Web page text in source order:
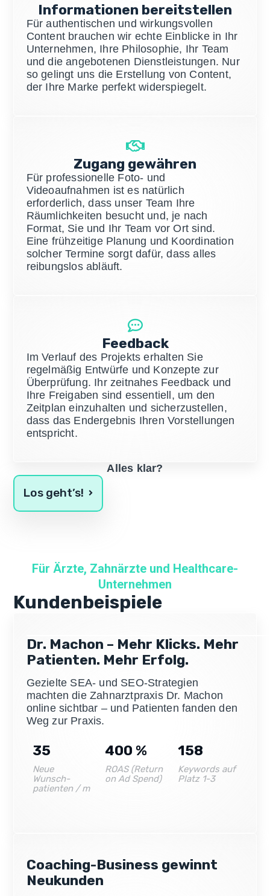
Informationen bereitstellen
Für authentischen und wirkungsvollen
Content brauchen wir echte Einblicke in Ihr
Unternehmen, Ihre Philosophie, Ihr Team
und die angebotenen Dienstleistungen. Nur
so gelingt uns die Erstellung von Content,
der Ihre Marke perfekt widerspiegelt.
Zugang gewähren
Für professionelle Foto- und
Videoaufnahmen ist es natürlich
erforderlich, dass unser Team Ihre
Räumlichkeiten besucht und, je nach
Format, Sie und Ihr Team vor Ort sind.
Eine frühzeitige Planung und Koordination
solcher Termine sorgt dafür, dass alles
reibungslos abläuft.
Feedback
Im Verlauf des Projekts erhalten Sie
regelmäßig Entwürfe und Konzepte zur
Überprüfung. Ihr zeitnahes Feedback und
Ihre Freigaben sind essentiell, um den
Zeitplan einzuhalten und sicherzustellen,
dass das Endergebnis Ihren Vorstellungen
entspricht.
Alles klar?
Los geht’s!
Für Ärzte, Zahnärzte und Healthcare-
Unternehmen
Kundenbeispiele
Dr. Machon – Mehr Klicks. Mehr
Patienten. Mehr Erfolg.
Gezielte SEA- und SEO-Strategien
machten die Zahnarztpraxis Dr. Machon
online sichtbar – und Patienten fanden den
Weg zur Praxis.
35
Neue
Wunsch-
patienten / m
400 %
ROAS (Return
on Ad Spend)
158
Keywords auf
Platz 1-3
Coaching-Business gewinnt
Neukunden